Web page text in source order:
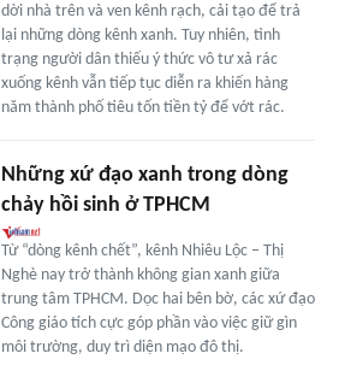
dời nhà trên và ven kênh rạch, cải tạo để trả
lại những dòng kênh xanh. Tuy nhiên, tình
trạng người dân thiếu ý thức vô tư xả rác
xuống kênh vẫn tiếp tục diễn ra khiến hàng
năm thành phố tiêu tốn tiền tỷ để vớt rác.
Những xứ đạo xanh trong dòng
chảy hồi sinh ở TPHCM
Từ “dòng kênh chết”, kênh Nhiêu Lộc – Thị
Nghè nay trở thành không gian xanh giữa
trung tâm TPHCM. Dọc hai bên bờ, các xứ đạo
Công giáo tích cực góp phần vào việc giữ gìn
môi trường, duy trì diện mạo đô thị.